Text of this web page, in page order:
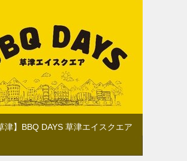
津】BBQ DAYS 草津エイスクエア